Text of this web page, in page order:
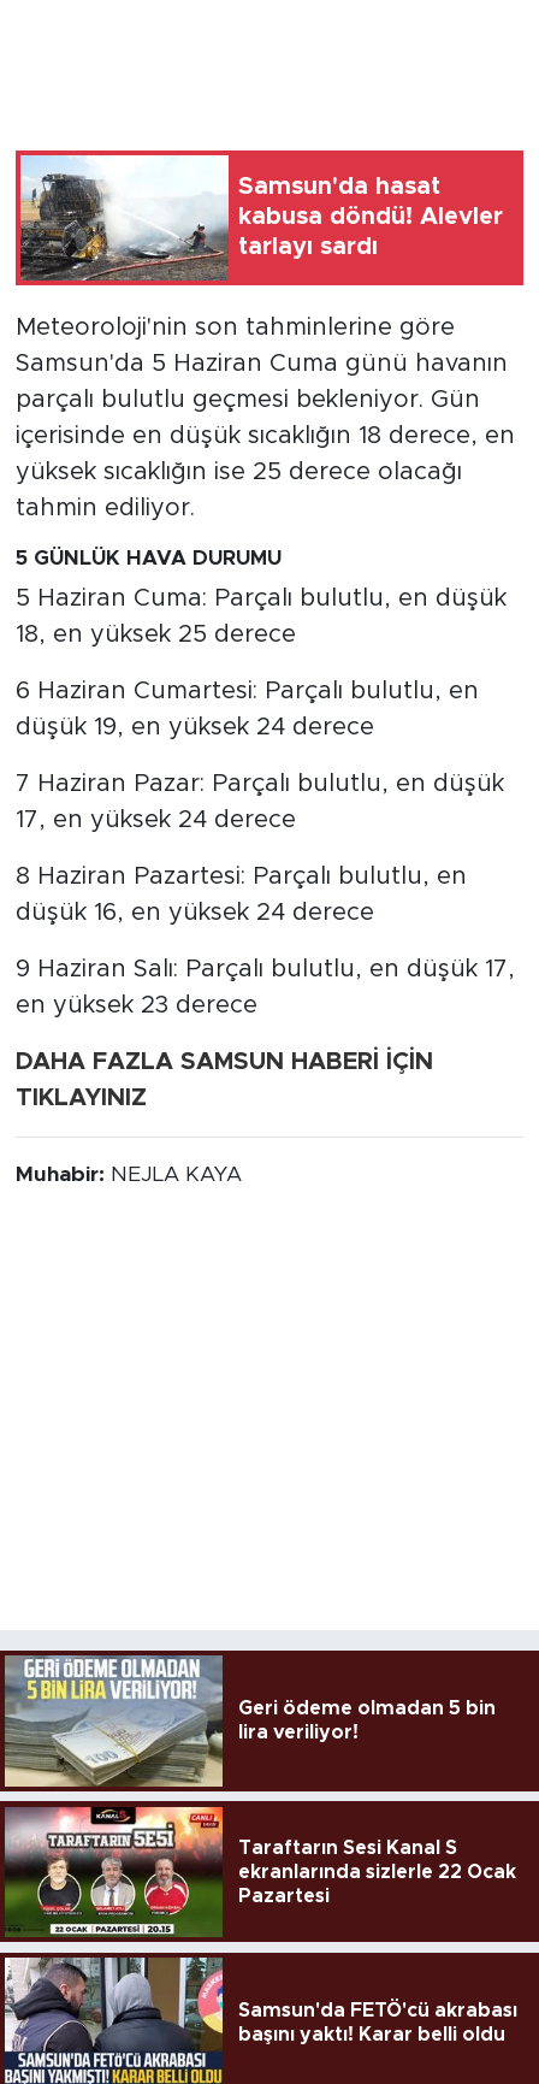
Samsun'da hasat
kabusa döndü! Alevler
tarlayı sardı
Meteoroloji'nin son tahminlerine göre
Samsun'da 5 Haziran Cuma günü havanın
parçalı bulutlu geçmesi bekleniyor. Gün
içerisinde en düşük sıcaklığın 18 derece, en
yüksek sıcaklığın ise 25 derece olacağı
tahmin ediliyor.
5 GÜNLÜK HAVA DURUMU
5 Haziran Cuma: Parçalı bulutlu, en düşük
18, en yüksek 25 derece
6 Haziran Cumartesi: Parçalı bulutlu, en
düşük 19, en yüksek 24 derece
7 Haziran Pazar: Parçalı bulutlu, en düşük
17, en yüksek 24 derece
8 Haziran Pazartesi: Parçalı bulutlu, en
düşük 16, en yüksek 24 derece
9 Haziran Salı: Parçalı bulutlu, en düşük 17,
en yüksek 23 derece
DAHA FAZLA SAMSUN HABERİ İÇİN
TIKLAYINIZ
Muhabir: NEJLA KAYA
Geri ödeme olmadan 5 bin
lira veriliyor!
Taraftarın Sesi Kanal S
ekranlarında sizlerle 22 Ocak
Pazartesi
Samsun'da FETÖ'cü akrabası
başını yaktı! Karar belli oldu